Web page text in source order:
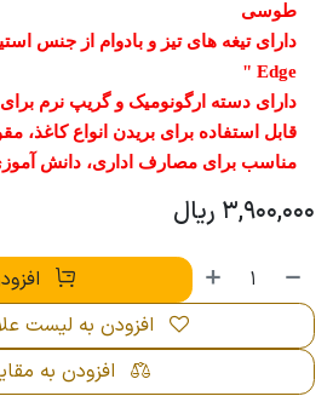
طوسی
Edge "
دارای دسته ارگونومیک و گریپ نرم
قابل استفاده برای بریدن انواع کاغذ،
مناسب برای مصارف اداری، دانش
3,900,000 ریال
افزودن به
افزودن به لیست